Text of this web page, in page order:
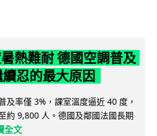
熱難耐 德國空調普及
忍的最大原因
及率僅 3%，課室溫度逼近 40 度，
約 9,800 人。德國及鄰國法國長期
全文